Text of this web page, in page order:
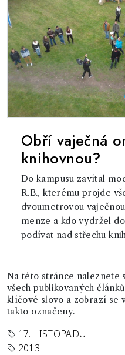
Obří vaječná
knihovnou?
Do kampusu zavítal
R.B., kterému projde
dvoumetrovou
menze a kdo vydržel
podívat nad střechu
Na této stránce naleznete
všech publikovaných
klíčové slovo a zobrazí se
takto označeny.
17. LISTOPADU
2013